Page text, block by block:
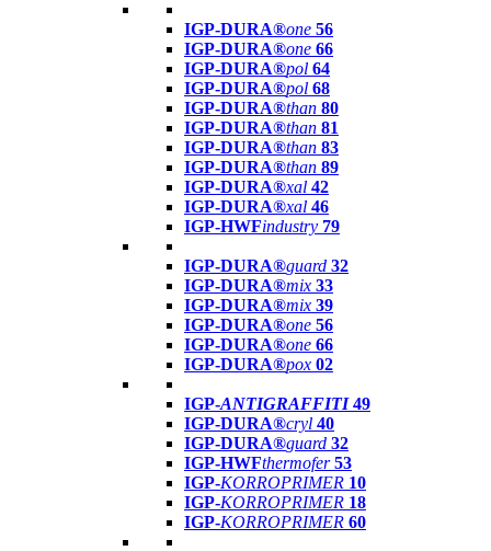
IGP-DURA®one 56
IGP-DURA®one 66
IGP-DURA®pol 64
IGP-DURA®pol 68
IGP-DURA®than 80
IGP-DURA®than 81
IGP-DURA®than 83
IGP-DURA®than 89
IGP-DURA®xal 42
IGP-DURA®xal 46
IGP-HWFindustry 79
IGP-DURA®guard 32
IGP-DURA®mix 33
IGP-DURA®mix 39
IGP-DURA®one 56
IGP-DURA®one 66
IGP-DURA®pox 02
IGP-ANTIGRAFFITI49
IGP-DURA®cryl 40
IGP-DURA®guard 32
IGP-HWFthermofer 53
IGP-KORROPRIMER 10
IGP-KORROPRIMER 18
IGP-KORROPRIMER 60